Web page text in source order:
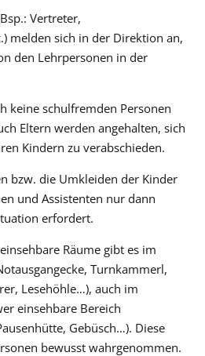
Vertreter,
melden sich in der Direktion an,
den Lehrpersonen in der
keine schulfremden Personen
Eltern werden angehalten, sich
Kindern zu verabschieden.
bzw. die Umkleiden der Kinder
und Assistenten nur dann
erfordert.
Räume gibt es im
Turnkammerl,
Lesehöhle…), auch im
einsehbare Bereich
Gebüsch…). Diese
bewusst wahrgenommen.